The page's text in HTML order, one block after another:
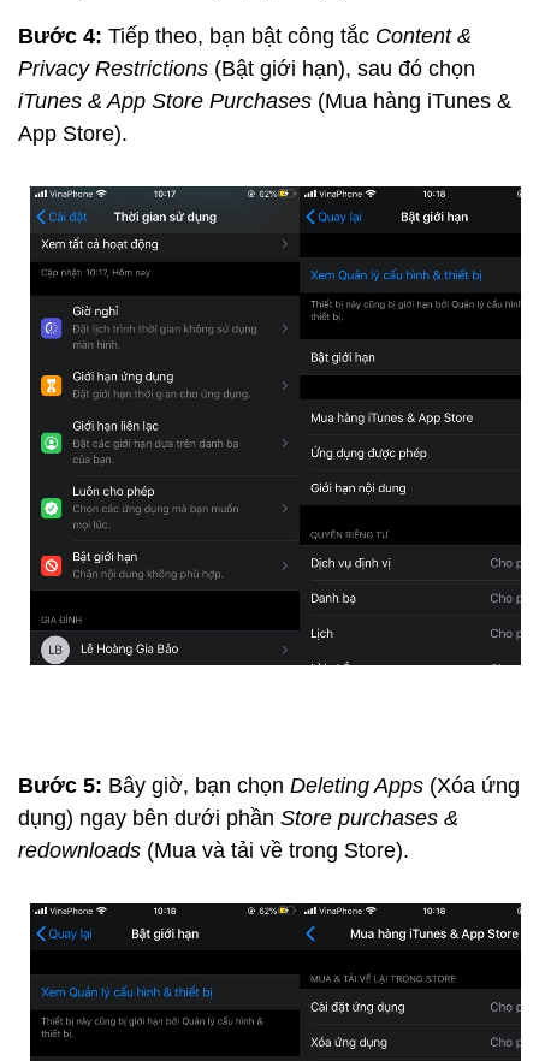
Bước 4: Tiếp theo, bạn bật công tắc Content &
Privacy Restrictions (Bật giới hạn), sau đó chọn
iTunes & App Store Purchases (Mua hàng iTunes &
App Store).
Bước 5: Bây giờ, bạn chọn Deleting Apps (Xóa ứng
dụng) ngay bên dưới phần Store purchases &
redownloads (Mua và tải về trong Store).